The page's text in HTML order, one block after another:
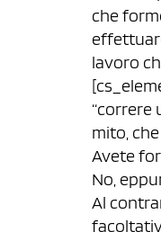
che
lavoro
“correre
mito,
Avete
No,
Al